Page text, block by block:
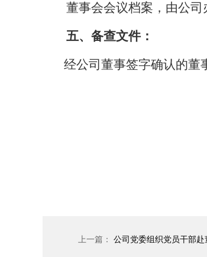
董事会会议档案，由公司
五、备查文件：
经公司董事签字确认的董
上一篇： 公司党委组织党员干部